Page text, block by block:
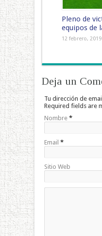
Pleno de
equipos de
12 febrero, 2019
Deja un
Tu dirección de
Required fields are
Nombre *
Email *
Sitio Web